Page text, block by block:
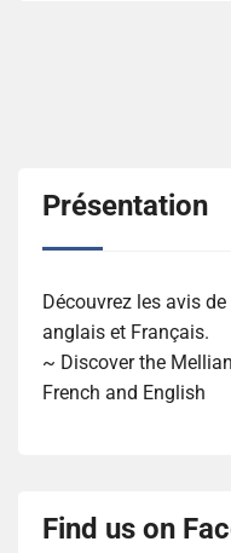
Présentation
Découvrez les avis
anglais et Français.
~ Discover the
French and English
Find us on